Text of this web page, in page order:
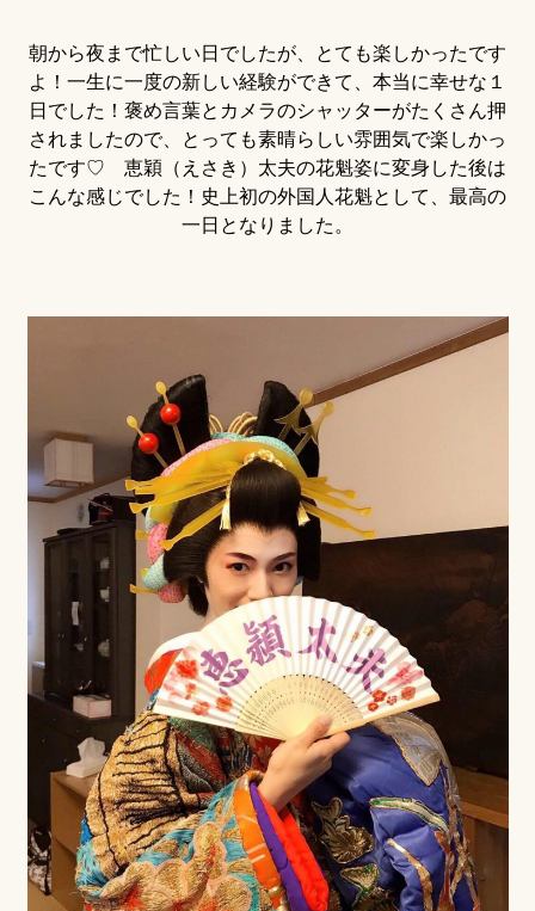
朝から夜まで忙しい日でしたが、とても楽しかったです
よ！一生に一度の新しい経験ができて、本当に幸せな１
日でした！褒め言葉とカメラのシャッターがたくさん押
されましたので、とっても素晴らしい雰囲気で楽しかっ
たです♡ 恵穎（えさき）太夫の花魁姿に変身した後は
こんな感じでした！史上初の外国人花魁として、最高の
一日となりました。